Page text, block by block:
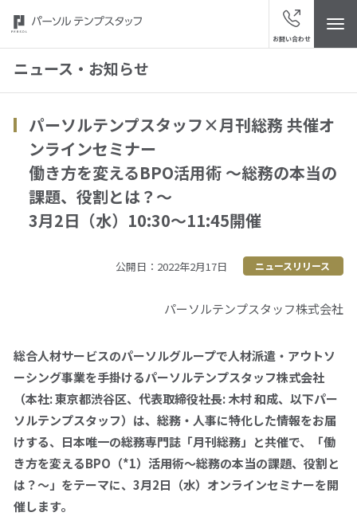
お問い合わせ
トップ
パーソルテンプスタッフについて
ニュース・お知らせ
“視点発見”メディア「ハッケン・テンプ」
拠点一覧
パーソルテンプスタッフへの
お問い合わせ
ニュース・お知らせ
パーソルテンプスタッフ×月刊総務 共催オ
ンラインセミナー
働き方を変えるBPO活用術 ～総務の本当の
課題、役割とは？～
3月2日（水）10:30～11:45開催
公開日：2022年2月17日 ニュースリリース
パーソルテンプスタッフ株式会社
総合人材サービスのパーソルグループで人材派遣・アウトソ
ーシング事業を手掛けるパーソルテンプスタッフ株式会社
（本社: 東京都渋谷区、代表取締役社長: 木村 和成、以下パー
ソルテンプスタッフ）は、総務・人事に特化した情報をお届
けする、日本唯一の総務専門誌「月刊総務」と共催で、「働
き方を変えるBPO（*1）活用術～総務の本当の課題、役割と
は？～」をテーマに、3月2日（水）オンラインセミナーを開
催します。